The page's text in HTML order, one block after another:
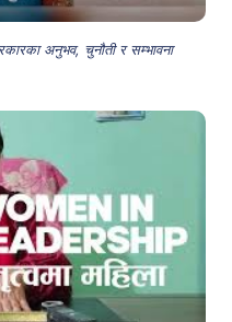
अनुभव, चुनौती र सम्भावना